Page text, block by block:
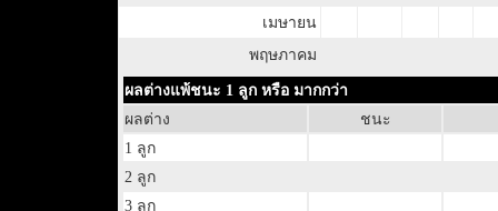
เมษายน
พฤษภาคม
ผลต่างแพ้ชนะ 1 ลูก หรือ มากกว่า
ผลต่าง
ชนะ
1 ลูก
2 ลูก
3 ลูก